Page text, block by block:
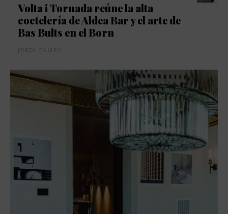
Volta i Tornada reúne la alta
coctelería de Aldea Bar y el arte de
Bas Bults en el Born
JORDI CAMPO